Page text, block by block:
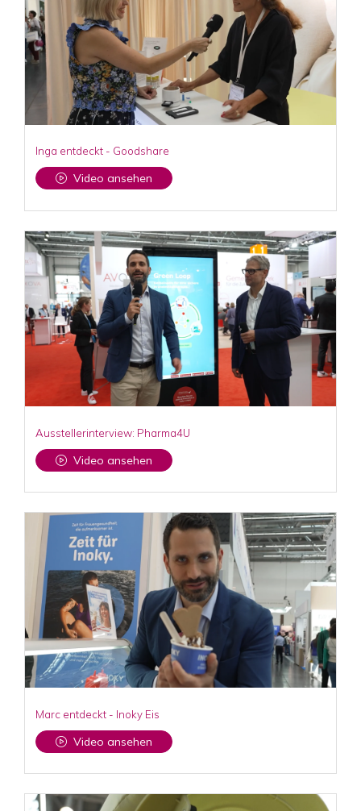
Inga entdeckt - Goodshare
Video ansehen
Ausstellerinterview: Pharma4U
Video ansehen
Marc entdeckt - Inoky Eis
Video ansehen